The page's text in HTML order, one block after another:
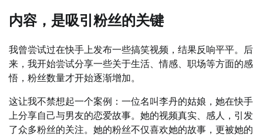
内容，是吸引粉丝的关键
我曾尝试过在快手上发布一些搞笑视频，结果反响平平。后
来，我开始尝试分享一些关于生活、情感、职场等方面的感
悟，粉丝数量才开始逐渐增加。
这让我不禁想起一个案例：一位名叫李丹的姑娘，她在快手
上分享自己与男友的恋爱故事。她的视频真实、感人，引发
了众多粉丝的关注。她的粉丝不仅喜欢她的故事，更被她的